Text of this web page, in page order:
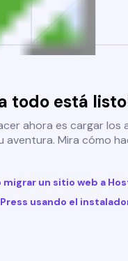
todo está
ahora es cargar los
aventura. Mira cómo
migrar un sitio web a
usando el